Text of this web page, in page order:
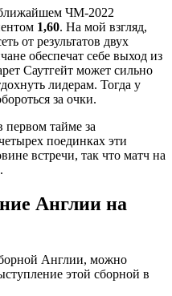
ЧМ-2022
1,60. На мой взгляд,
от результатов двух
обеспечат себе выход из
Саутгейт может сильно
лидерам. Тогда у
за очки.
первом тайме за
поединках эти
встречи, так что матч на
Англии на
Англии, можно
этой сборной в